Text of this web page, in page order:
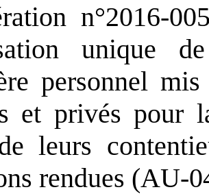
n°2016-
unique
personnel
et privés pour
leurs
rendues (AU-